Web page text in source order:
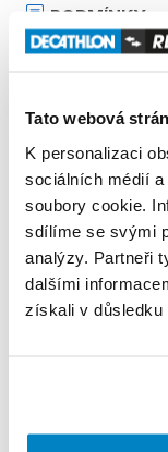
Tato webová
K personalizaci
sociálních médií
soubory cookie.
sdílíme se svými
analýzy. Partneři
dalšími
získali v důsledku
PODMÍNKY
ZÁLOHA A
Pro vypůjčení
jiná záloha. Za
platební kartou.
odečtena za
půjčení. Každý
10 % z ceny